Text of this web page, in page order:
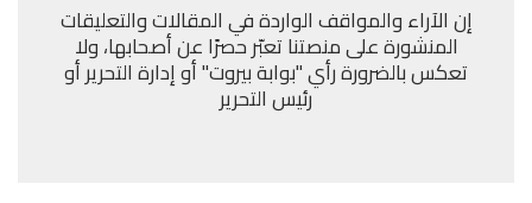
إن الآراء والمواقف الواردة في المقالات والتعليقات
المنشورة على منصتنا تعبّر حصرًا عن أصحابها، ولا
تعكس بالضرورة رأي "بوابة بيروت" أو إدارة التحرير أو
رئيس التحرير